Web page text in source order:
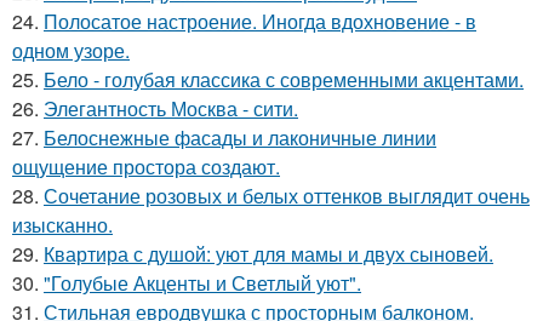
24. Полосатое настроение. Иногда вдохновение - в
одном узоре.
25. Бело - голубая классика с современными акцентами.
26. Элегантность Москва - сити.
27. Белоснежные фасады и лаконичные линии
ощущение простора создают.
28. Сочетание розовых и белых оттенков выглядит очень
изысканно.
29. Квартира с душой: уют для мамы и двух сыновей.
30. "Голубые Акценты и Светлый уют".
31. Стильная евродвушка с просторным балконом.